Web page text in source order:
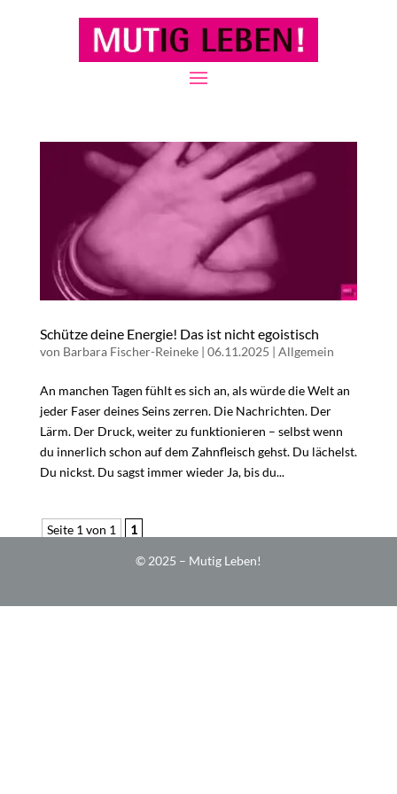
Schütze deine Energie! Das ist nicht egoistisch
von Barbara Fischer-Reineke| 06.11.2025 | Allgemein
An manchen Tagen fühlt es sich an, als würde die Welt an
jeder Faser deines Seins zerren. Die Nachrichten. Der
Lärm. Der Druck, weiter zu funktionieren – selbst wenn
du innerlich schon auf dem Zahnfleisch gehst. Du lächelst.
Du nickst. Du sagst immer wieder Ja, bis du...
Seite 1 von 1 1
© 2025 – Mutig Leben!